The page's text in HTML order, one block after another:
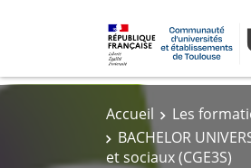
Accueil Les
BACHELOR
et sociaux (CGE3S)